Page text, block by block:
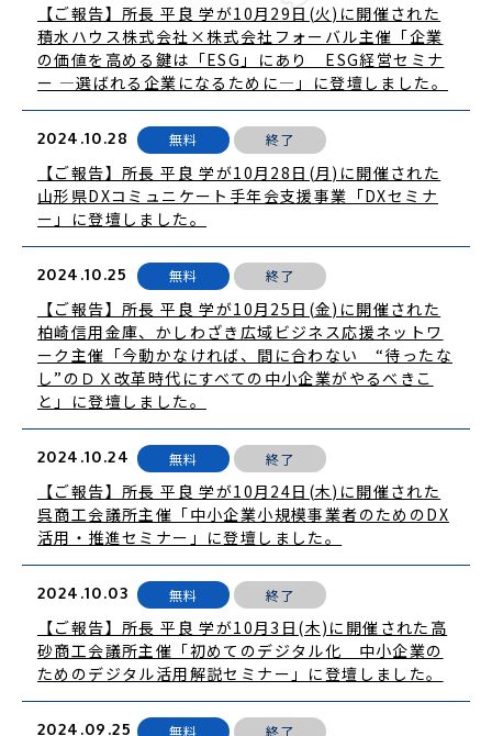
【ご報告】所長 平良 学が10月29日(火)に開催された
積水ハウス株式会社×株式会社フォーバル主催「企業
の価値を高める鍵は「ESG」にあり ESG経営セミナ
ー ―選ばれる企業になるために―」に登壇しました。
2024.10.28 無料 終了
【ご報告】所長 平良 学が10月28日(月)に開催された
山形県DXコミュニケート手年会支援事業「DXセミナ
ー​」に登壇しました。
2024.10.25 無料 終了
【ご報告】所長 平良 学が10月25日(金)に開催された
柏崎信用金庫、かしわざき広域ビジネス応援ネットワ
ーク​主催「今動かなければ、間に合わない​ “待ったな
し”のＤＸ改革時代に​すべての中小企業が​やるべきこ
と」に登壇しました。
2024.10.24 無料 終了
【ご報告】所長 平良 学が10月24日(木)に開催された
呉商工会議所主催「中小企業小規模事業者のためのDX
活用・推進セミナー​」に登壇しました。
2024.10.03 無料 終了
【ご報告】所長 平良 学が10月3日(木)に開催された高
砂商工会議所主催「初めてのデジタル化 中小企業の
ためのデジタル活用解説セミナー​」に登壇しました。
2024.09.25 無料 終了